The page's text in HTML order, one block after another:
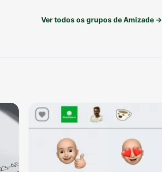
Ver todos os grupos de Amizade →